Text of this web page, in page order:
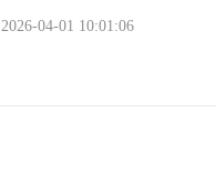
2026-04-01 10:01:06